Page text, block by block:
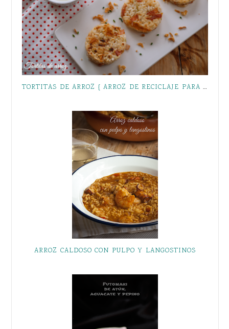
TORTITAS DE ARROZ { ARROZ DE RECICLAJE PARA DIRECTAS AL GRANO }
ARROZ CALDOSO CON PULPO Y LANGOSTINOS